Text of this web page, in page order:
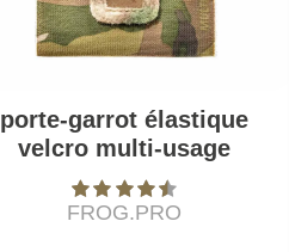
porte-garrot élastique
velcro multi-usage
FROG.PRO